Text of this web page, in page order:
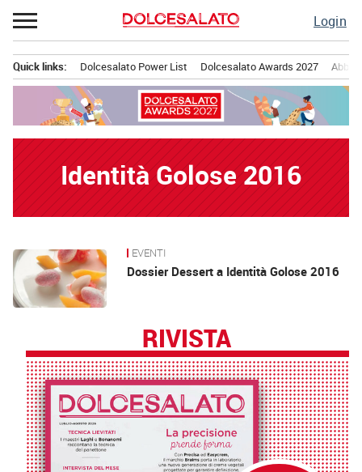
Passa
al
Login
principale
Quick links: Dolcesalato Power List Dolcesalato Awards 2027
Identità Golose 2016
News EVENTI
Dossier Dessert a Identità Golose 2016
RIVISTA